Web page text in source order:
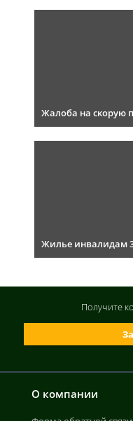
Жалоба на скорую
Жилье инвалидам
О компании
Получите